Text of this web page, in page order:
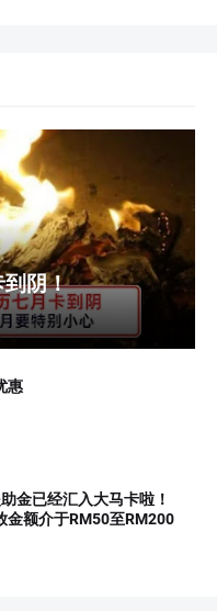
阴！
惠
金已经汇入大马卡啦！
金额介于RM50至RM200